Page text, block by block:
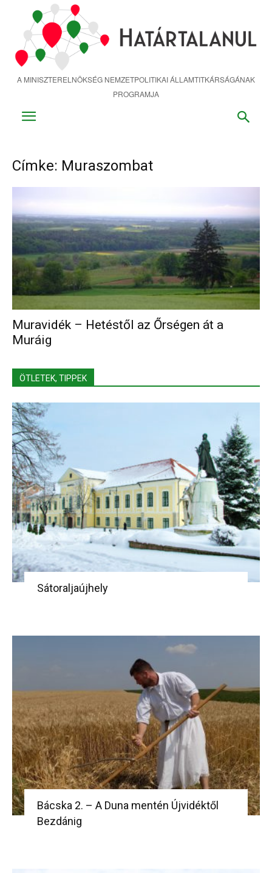
tartalomra
A MINISZTERELNÖKSÉG NEMZETPOLITIKAI ÁLLAMTITKÁRSÁGÁNAK
PROGRAMJA
Címke: Muraszombat
Muravidék – Hetéstől az Őrségen át a
Muráig
ÖTLETEK, TIPPEK
Sátoraljaújhely
Bácska 2. – A Duna mentén Újvidéktől
Bezdánig